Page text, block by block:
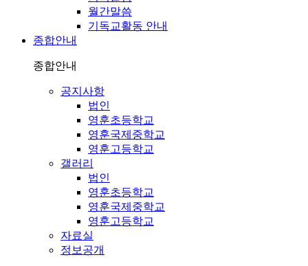
월간말씀
기독교활동 안내
종합안내
종합안내
공지사항
법인
영훈초등학교
영훈국제중학교
영훈고등학교
갤러리
법인
영훈초등학교
영훈국제중학교
영훈고등학교
자료실
정보공개